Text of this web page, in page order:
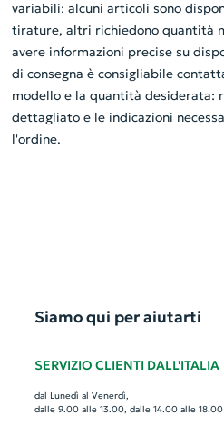
variabili: alcuni articoli sono
tirature, altri richiedono quantità
avere informazioni precise su
di consegna è consigliabile
modello e la quantità desiderata:
dettagliato e le indicazioni
l'ordine.
Siamo qui per aiutarti
SERVIZIO CLIENTI DALL'ITALIA
dal Lunedì al Venerdì,
dalle 9.00 alle 13.00, dalle 14.00 alle 18.00